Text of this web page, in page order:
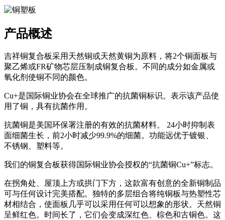
产品概述
吉祥铜复合板采用天然铜或天然黄铜为原料，将2个铜面板与
聚乙烯或FR矿物芯层压制成铜复合板。不同的成分如金属或
氧化剂使铜不同的颜色。
Cu+是国际铜业协会在全球推广的抗菌铜标识。表示该产品使
用了铜，具有抗菌作用。
抗菌铜是美国环保署注册的有效的抗菌材料。 24小时抑制表
面细菌生长，前2小时减少99.9%的细菌。功能远优于镀银、
不锈钢、塑料等。
我们的铜复合板获得国际铜业协会授权的“抗菌铜Cu+”标志。
在拐角处、屋顶上方或拱门下方，这款富有创意的全新铜制品
可与任何设计完美搭配。独特的多层组合将纯铜板与热塑性芯
材相结合，使面板几乎可以采用任何可以想象的形状。天然铜
呈鲜红色。时间长了，它们会变成深红色、棕色和古铜色。这